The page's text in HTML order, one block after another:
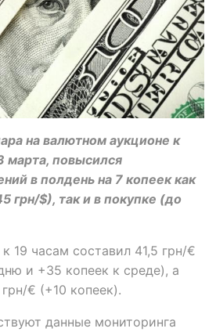
на валютном аукционе к
марта, повысился
в полдень на 7 копеек как
грн/$), так и в покупке (до
19 часам составил 41,5 грн/€
и +35 копеек к среде), а
€ (+10 копеек).
данные мониторинга